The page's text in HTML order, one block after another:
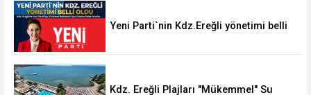
Yeni Parti`nin Kdz.Ereğli yönetimi belli
Kdz. Ereğli Plajları "Mükemmel" Su